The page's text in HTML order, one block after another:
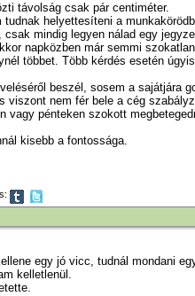
távolság csak pár centiméter.
helyettesíteni a
mindig legyen nálad egy
napközben már semmi
többet. Több kérdés esetén
beszél, sosem a sajátjára
viszont nem fér bele a cég
vagy pénteken szokott
kisebb a fontossága.
egy jó vicc, tudnál mondani
kelletlenül.